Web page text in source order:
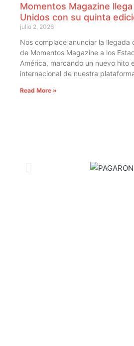
Momentos Magazine
Unidos con su quinta
julio 2, 2026
Nos complace anunciar la llegada
de Momentos Magazine a los
América, marcando un nuevo hito
internacional de nuestra
Read More »